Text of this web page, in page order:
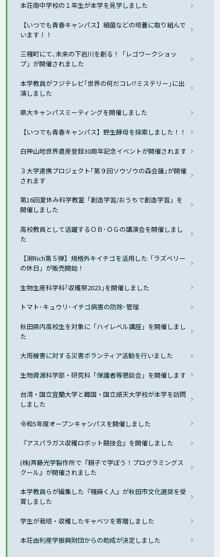
本荘南中学校の１年生が本学を見学しました
【いつでも青春キャンパス】細菌などの培養に取り組んで
います！！
三種町にて､未来の下岩川を創る！「レゴワークショッ
プ」が開催されました
本学教員がフジテレビ｢世界の何だコレ!?ミステリー｣に出
演しました
県大キャンパスミーティングを開催しました
【いつでも青春キャンパス】野生酵母を探索しました！！
白神山地世界遺産登録30周年記念イベントが開催されます
３大学連携プロジェクト｢第９回ソウゾウの森会議｣が開催
されます
第16回夏休み科学教室「創造学習/おうちで創造学習」を
開催しました
高校教員として活躍するＯＢ･ＯＧの講演会を開催しまし
た
【潟Rich第５弾】規格外キイチゴを活用した「ラズベリー
の休日」が販売開始！
生物生産科学科｢収穫祭2023｣を開催しました
トマト･キュウリ･イチゴ病害の防除･管理
秋田県内高校生を対象に「ハイレベル講座」を開催しまし
た
大雨被害に対する災害ボランティア活動を行いました
生物資源科学部・研究科「保護者等懇談会」を開催します
台湾・国立宜蘭大学と韓国・国立順天大学校が本学を訪問
しました
令和5年度オープンキャンパスを開催しました
『アスパラガス収穫ロボット競技会』を開催しました
(株)斉藤光学製作所で『親子で学ぼう！プログラミングス
クール』が開催されました
本学教員らが編集した『種蒔く人』が秋田市文化選奨を受
賞しました
学生が栽培・収穫したキャベツを寄贈しました
本荘由利産学振興財団からの助成が決定しました